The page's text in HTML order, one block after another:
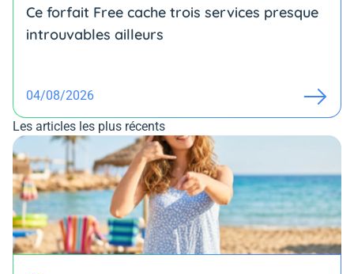
Ce forfait Free cache trois services presque
introuvables ailleurs
04/08/2026
Les articles les plus récents